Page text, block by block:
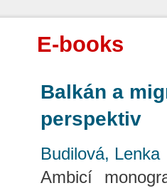
E-books
Balkán a
perspektiv
Budilová, Lenka
Ambicí